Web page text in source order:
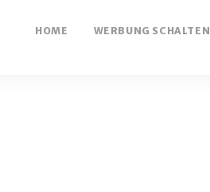
HOME WERBUNG SCHALTEN